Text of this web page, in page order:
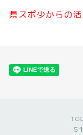
県スポ少からの